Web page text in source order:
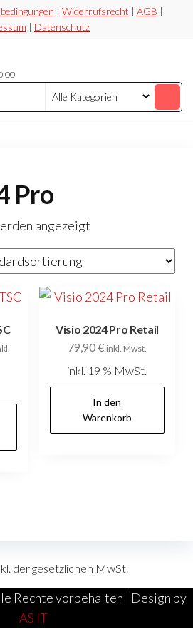
| Widerrufsrecht | AGB |
| Datenschutz
Pro
angezeigt
Produkt
können
auf
Produktseite
Visio 2024 Pro Retail
79,90€ inkl. Mwst.
inkl. 19 % MwSt.
In den
Warenkorb
der gesetzlichen MwSt.
Rechte vorbehalten | Design by
AS IT